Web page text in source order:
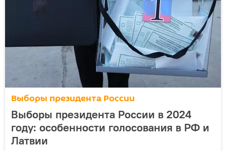
Выборы президента России
Выборы президента России в 2024
году: особенности голосования в РФ и
Латвии